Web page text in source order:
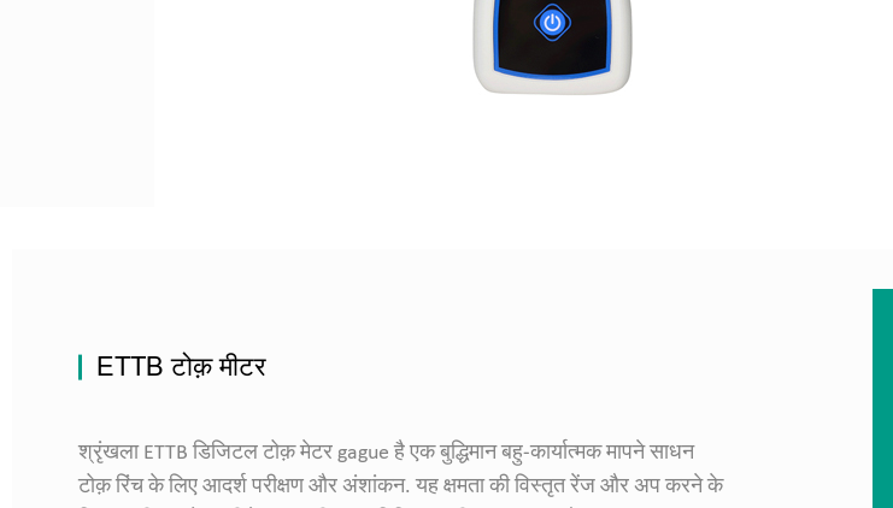
ETTB टोक़ मीटर
श्रृंखला ETTB डिजिटल टोक़ मेटर gague है एक बुद्धिमान बहु-कार्यात्मक मापने साधन
टोक़ रिंच के लिए आदर्श परीक्षण और अंशांकन. यह क्षमता की विस्तृत रेंज और अप करने के